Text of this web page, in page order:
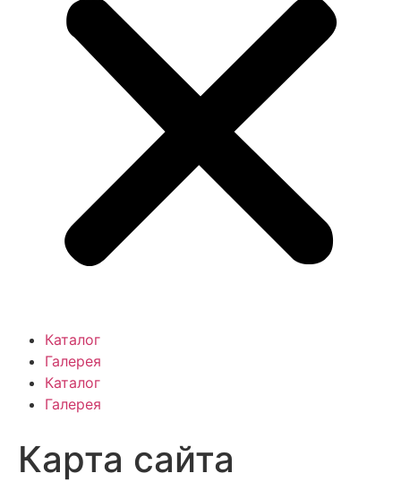
Каталог
Галерея
Каталог
Галерея
Карта сайта